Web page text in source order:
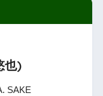
也)
SAKE